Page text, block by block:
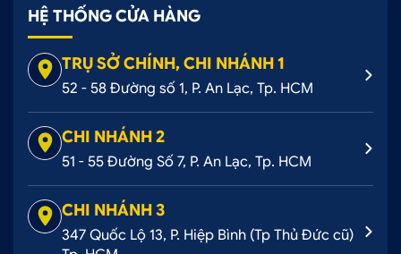
HỆ THỐNG CỬA HÀNG
TRỤ SỞ CHÍNH, CHI NHÁNH 1
52 - 58 Đường số 1, P. An Lạc, Tp. HCM
CHI NHÁNH 2
51 - 55 Đường Số 7, P. An Lạc, Tp. HCM
CHI NHÁNH 3
347 Quốc Lộ 13, P. Hiệp Bình (Tp Thủ Đức cũ)